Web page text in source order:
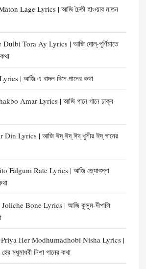
Lage Lyrics | আজি চৈতী হাওয়ার মাতন
Tora Ay Lyrics | আজি দোল্-পূর্ণিমাতে
| আজি এ বাদল দিনে গানের কথা
Amar Lyrics | আজি গানে গানে ঢাক্‌ব
Lyrics | আজি ঈদ্ ঈদ্ ঈদ্ খুশীর ঈদ্ গানের
Falguni Rate Lyrics | আজি জ্যোৎস্না
Bone Lyrics | আজি কুসুম-দীপালি
Her Modhumadhobi Nisha Lyrics |
মধুমাধবী নিশা গানের কথা